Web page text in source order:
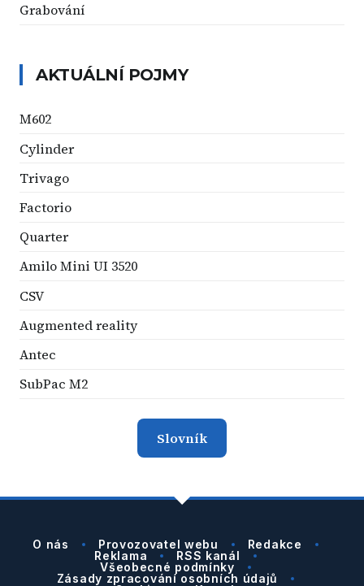
Grabování
AKTUÁLNÍ POJMY
M602
Cylinder
Trivago
Factorio
Quarter
Amilo Mini UI 3520
CSV
Augmented reality
Antec
SubPac M2
Slovník
O nás Provozovatel webu
Redakce
Reklama
RSS kanál
Všeobecné podmínky
Zásady zpracování osobních údajů